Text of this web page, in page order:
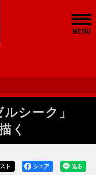
MENU
シーク」
く
送る
シェア
ト